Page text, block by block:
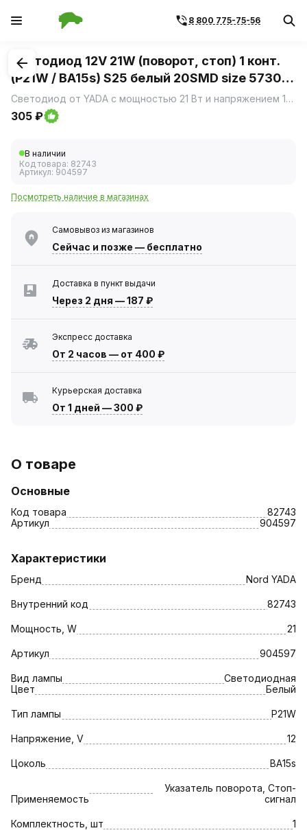
8 800 775-75-56
1/1
Светодиод 12V 21W (поворот, стоп) 1 конт.
(P21W / BA15s) S25 белый 20SMD size 5730
(YADA)
Светодиод от YADA с мощностью 21 Вт и напряжением 12 В предназначен для использования в автомобильных указателях поворота и стоп-сигналах.
305 ₽
В наличии
Код товара: 82743
Артикул: 904597
Посмотреть наличие в магазинах
Самовывоз из магазинов
Сейчас и позже — бесплатно
Доставка в пункт выдачи
Через 2 дня —187 ₽
Экспресс доставка
От 2 часов — от 400 ₽
Курьерская доставка
От 1 дней —300 ₽
О товаре
Основные
Код товара
82743
Артикул
904597
Характеристики
Бренд Nord YADA
Внутренний код 82743
Мощность, W 21
Артикул 904597
Вид лампы
Светодиодная
Цвет
Белый
Тип лампы P21W
Напряжение, V 12
Цоколь BA15s
Применяемость
Указатель поворота, Стоп-
сигнал
Комплектность, шт 1